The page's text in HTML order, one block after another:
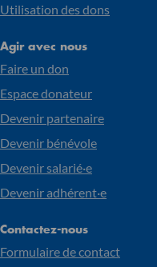
Utilisation des dons
Agir avec nous
Faire un don
Espace donateur
Devenir partenaire
Devenir bénévole
Devenir salarié·e
Devenir adhérent·e
Contactez-nous
Formulaire de contact